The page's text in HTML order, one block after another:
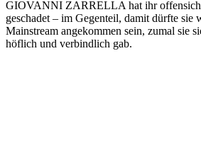
GIOVANNI ZARRELLA hat ihr
geschadet – im Gegenteil, damit dürfte sie
Mainstream angekommen sein, zumal sie
höflich und verbindlich gab.